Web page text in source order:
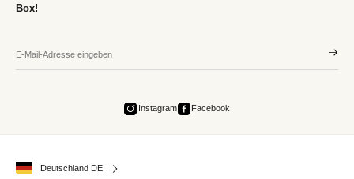
Box!
Instagram Facebook
Deutschland DE